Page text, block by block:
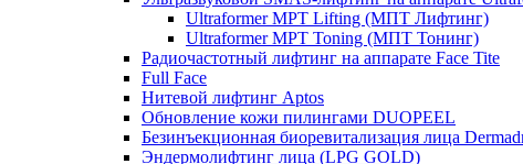
Ultraformer MPT Lifting (МПТ Лифтинг)
Ultraformer MPT Toning (МПТ Тонинг)
Радиочастотный лифтинг на аппарате Face Tite
Full Face
Нитевой лифтинг Aptos
Обновление кожи пилингами DUOPEEL
Безинъекционная биоревитализация лица
Эндермолифтинг лица (LPG GOLD)